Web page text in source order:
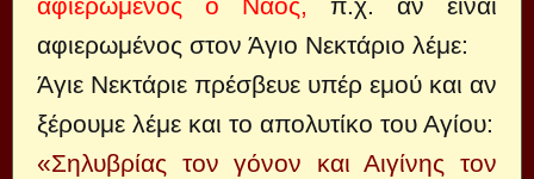
αφιερωμένος στον Άγιο Νεκτάριο λέμε:
Άγιε Νεκτάριε πρέσβευε υπέρ εμού και αν
ξέρουμε λέμε και το απολυτίκο του Αγίου:
«Σηλυβρίας τον γόνον και Αιγίνης τον